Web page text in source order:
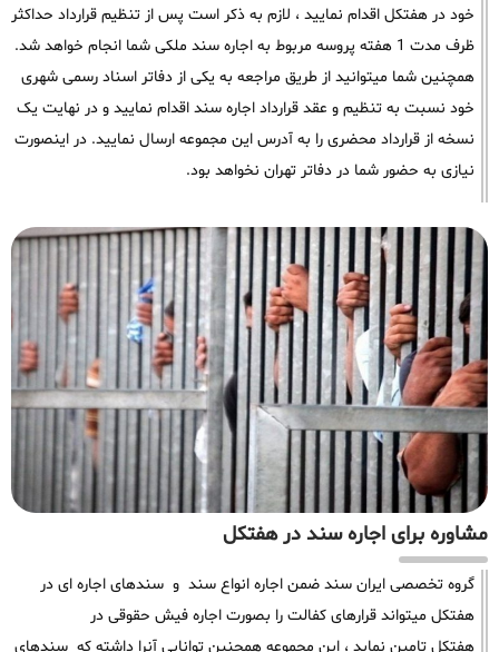
خود در هفتکل اقدام نمایید ، لازم به ذکر است پس از تنظیم قرارداد حداکثر
ظرف مدت 1 هفته پروسه مربوط به اجاره سند ملکی شما انجام خواهد شد.
همچنین شما میتوانید از طریق مراجعه به یکی از دفاتر اسناد رسمی شهری
خود نسبت به تنظیم و عقد قرارداد اجاره سند اقدام نمایید و در نهایت یک
نسخه از قرارداد محضری را به آدرس این مجموعه ارسال نمایید. در اینصورت
نیازی به حضور شما در دفاتر تهران نخواهد بود.
مشاوره برای اجاره سند در هفتکل
گروه تخصصی ایران سند ضمن اجاره انواع سند و سندهای اجاره ای در
هفتکل میتواند قرارهای کفالت را بصورت اجاره فیش حقوقی در
هفتکل تامین نماید ، این مجموعه همچنین توانایی آنرا داشته که سندهای